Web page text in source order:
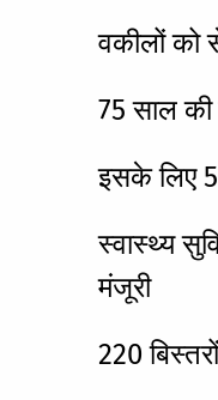
वकीलों को
75 साल
इसके लिए
स्वास्थ्य
मंजूरी
220